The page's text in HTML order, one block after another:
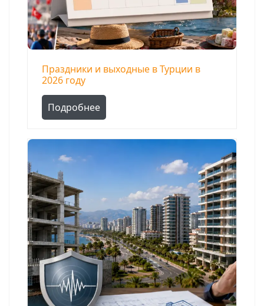
Праздники и выходные в Турции в
2026 году
Подробнее